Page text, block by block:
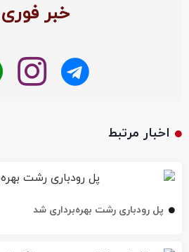
خبر فوری
اخبار مرتبط
پل رودباری رشت بهره‌برداری شد